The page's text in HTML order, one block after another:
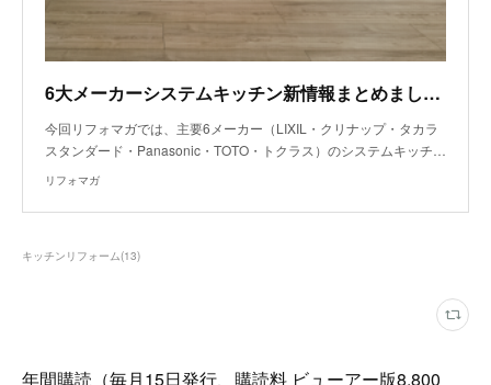
6大メーカーシステムキッチン新情報まとめました～LIXIL、クリナップ～
今回リフォマガでは、主要6メーカー（LIXIL・クリナップ・タカラ
スタンダード・Panasonic・TOTO・トクラス）のシステムキッチ…
リフォマガ
キッチンリフォーム(13)
年間購読（毎月15日発行、購読料 ビューアー版8,800